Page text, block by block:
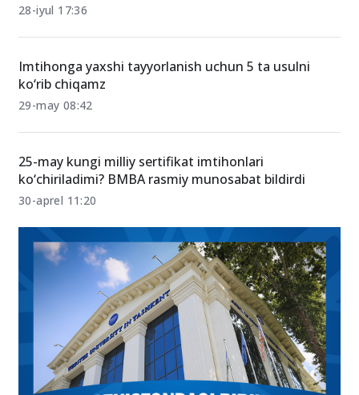
28-iyul 17:36
Imtihonga yaxshi tayyorlanish uchun 5 ta usulni
ko‘rib chiqamz
29-may 08:42
25-may kungi milliy sertifikat imtihonlari
ko‘chiriladimi? BMBA rasmiy munosabat bildirdi
30-aprel 11:20